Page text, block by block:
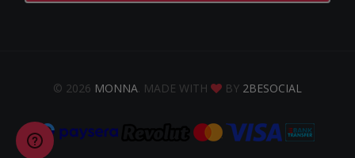
© 2026 MONNA. MADE WITH BY 2BESOCIAL